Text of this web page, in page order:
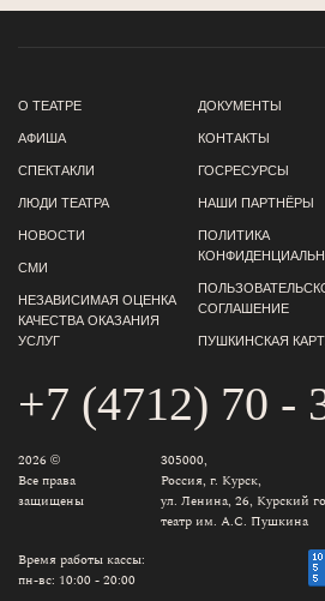
О ТЕАТРЕ
АФИША
СПЕКТАКЛИ
ЛЮДИ ТЕАТРА
НОВОСТИ
СМИ
НЕЗАВИСИМАЯ ОЦЕНКА
КАЧЕСТВА ОКАЗАНИЯ
УСЛУГ
ДОКУМЕНТЫ
КОНТАКТЫ
ГОСРЕСУРСЫ
НАШИ ПАРТНЁРЫ
ПОЛИТИКА
СОГЛАШЕНИЕ
ПУШКИНСКАЯ
+7 (4712) 70 -
2026 ©
Все права
защищены
305000,
Россия, г. Курск,
ул. Ленина, 26, Курский
театр им. А.С. Пушкина
Время работы кассы:
пн-вс: 10:00 - 20:00